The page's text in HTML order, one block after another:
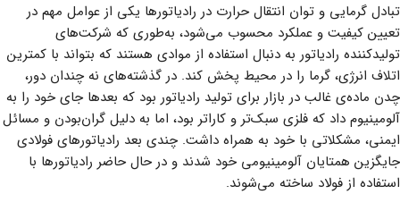
تبادل گرمایی و توان انتقال حرارت در رادیاتورها یکی از عوامل مهم در
تعیین کیفیت و عملکرد محسوب می‌شود، به‌طوری که شرکت‌های
تولیدکننده رادیاتور به دنبال استفاده از موادی هستند که بتواند با کمترین
اتلاف انرژی، گرما را در محیط پخش کند. در گذشته‌های نه چندان دور،
چدن ماده‌ی غالب در بازار برای تولید رادیاتور بود که بعد‌ها جای خود را به
آلومینیوم داد که فلزی سبک‌تر و کاراتر بود، اما به دلیل گران‌بودن و مسائل
ایمنی، مشکلاتی با خود به همراه داشت. چندی بعد رادیاتورهای فولادی
جایگزین همتایان آلومینیومی خود شدند و در حال حاضر رادیاتورها با
استفاده از فولاد ساخته می‌شوند.